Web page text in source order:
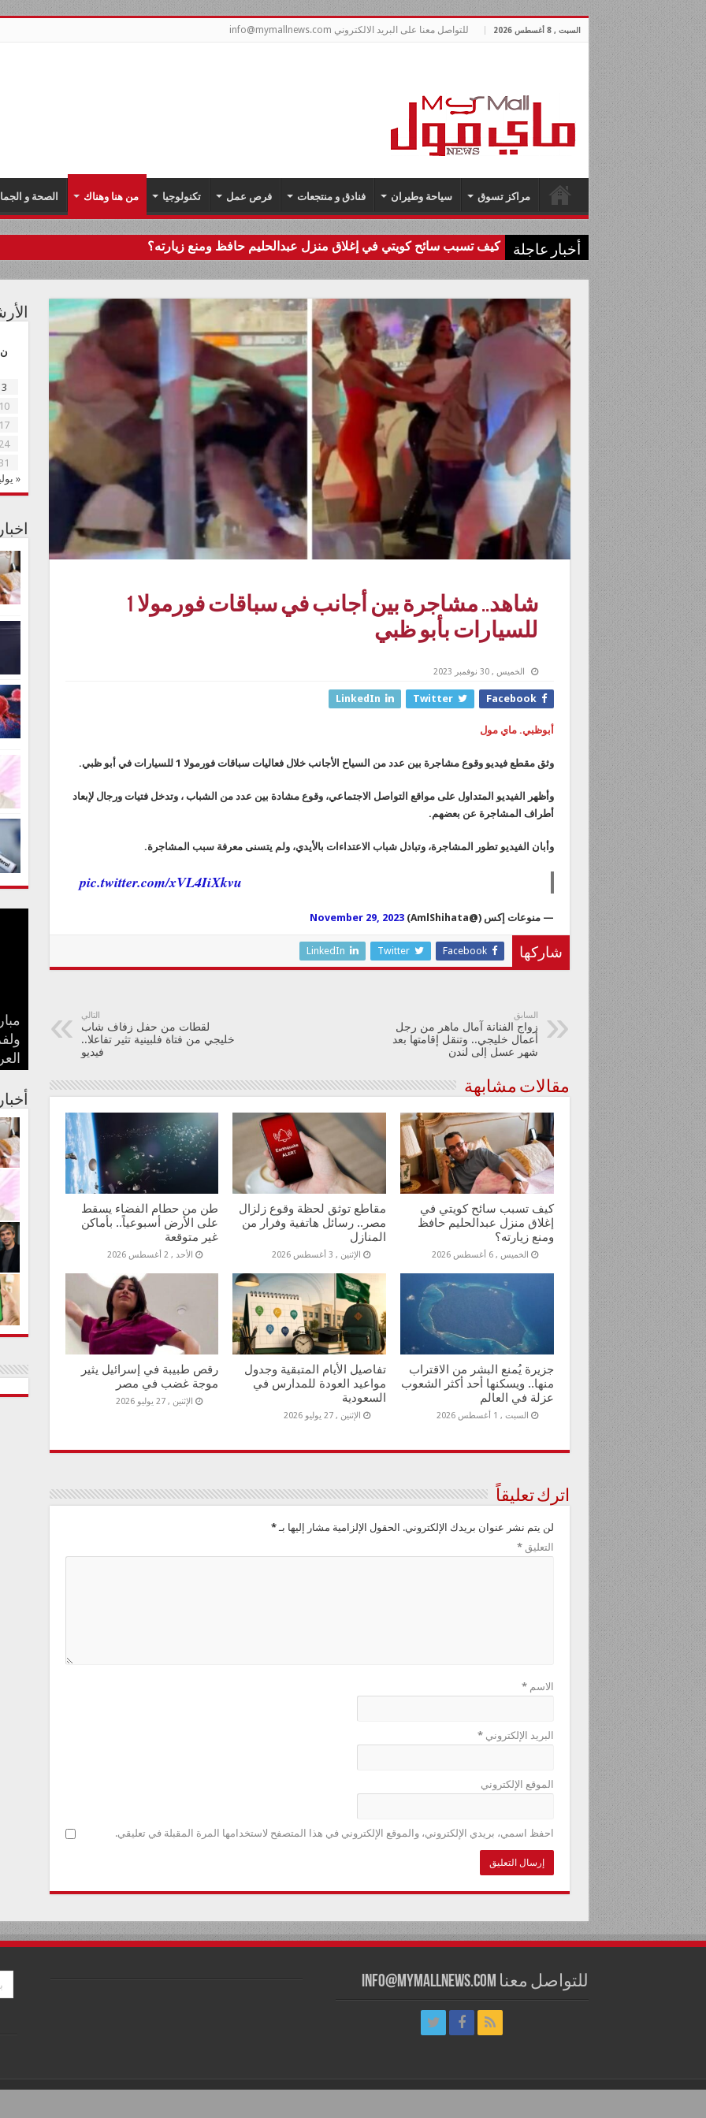
السبت , 8 أغسطس 2026 للتواصل معنا على البريد الالكتروني info@mymallnews.com
مراكز تسوق سياحة وطيران فنادق و منتجعات فرص عمل تكنولوجيا من هنا وهناك الصحة و
أخبار عاجلة كيف تسبب سائح كويتي في إغلاق منزل عبدالحليم حافظ ومنع زيارته؟
شاهد.. مشاجرة بين أجانب في سباقات فورمولا 1
للسيارات بأبو ظبي
الخميس , 30 نوفمبر 2023
Facebook
Twitter
LinkedIn
أبوظبي. ماي مول
وثق مقطع فيديو وقوع مشاجرة بين عدد من السياح الأجانب خلال فعاليات سباقات فورمولا 1 للسيارات في أبو ظبي.
وأظهر الفيديو المتداول على مواقع التواصل الاجتماعي، وقوع مشادة بين عدد من الشباب ، وتدخل فتيات ورجال لإبعاد
أطراف المشاجرة عن بعضهم.
وأبان الفيديو تطور المشاجرة، وتبادل شباب الاعتداءات بالأيدي، ولم يتسنى معرفة سبب المشاجرة.
pic.twitter.com/xVL4IiXkvu
— منوعات إكس (@AmlShihata) November 29, 2023
شاركها Facebook
Twitter
LinkedIn
السابق
زواج الفنانة آمال ماهر من رجل
أعمال خليجي.. وتنقل إقامتها بعد
شهر عسل إلى لندن
التالي
لقطات من حفل زفاف شاب
خليجي من فتاة فلبينية تثير تفاعلا..
فيديو
مقالات مشابهة
كيف تسبب سائح كويتي في
إغلاق منزل عبدالحليم حافظ
ومنع زيارته؟
الخميس , 6 أغسطس 2026
مقاطع توثق لحظة وقوع زلزال
مصر.. رسائل هاتفية وفرار من
المنازل
الإثنين , 3 أغسطس 2026
طن من حطام الفضاء يسقط
على الأرض أسبوعياً.. بأماكن
غير متوقعة
الأحد , 2 أغسطس 2026
جزيرة يُمنع البشر من الاقتراب
منها.. ويسكنها أحد أكثر الشعوب
عزلة في العالم
السبت , 1 أغسطس 2026
تفاصيل الأيام المتبقية وجدول
مواعيد العودة للمدارس في
السعودية
الإثنين , 27 يوليو 2026
رقص طبيبة في إسرائيل يثير
موجة غضب في مصر
الإثنين , 27 يوليو 2026
اترك تعليقاً
لن يتم نشر عنوان بريدك الإلكتروني. الحقول الإلزامية مشار إليها بـ*
التعليق*
الاسم*
البريد الإلكتروني*
الموقع الإلكتروني
احفظ اسمي، بريدي الإلكتروني، والموقع الإلكتروني في هذا المتصفح لاستخدامها المرة المقبلة في تعليقي.
ن
3
10
17
24
«
في
للتواصل معنا info@mymallnews.com